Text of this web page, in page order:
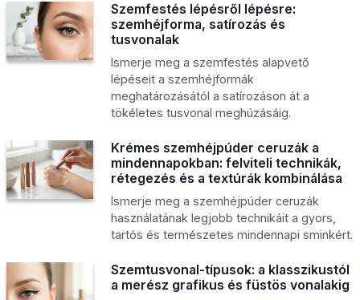
Szemfestés lépésről lépésre:
szemhéjforma, satírozás és
tusvonalak
Ismerje meg a szemfestés alapvető
lépéseit a szemhéjformák
meghatározásától a satírozáson át a
tökéletes tusvonal meghúzásáig.
Krémes szemhéjpúder ceruzák a
mindennapokban: felviteli technikák,
rétegezés és a textúrák kombinálása
Ismerje meg a szemhéjpúder ceruzák
használatának legjobb technikáit a gyors,
tartós és természetes mindennapi sminkért.
Szemtusvonal-típusok: a klasszikustól
a merész grafikus és füstös vonalakig